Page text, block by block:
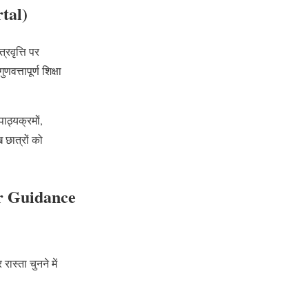
पर
शिक्षा
छात्रों को
Guidance
रास्ता चुनने में